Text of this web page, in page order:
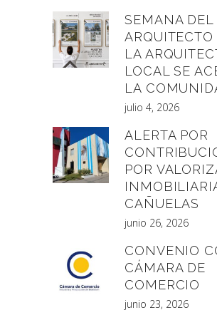
SEMANA DEL
ARQUITECTO
LA
LOCAL SE
LA
julio 4, 2026
ALERTA POR
POR
CAÑUELAS
junio 26, 2026
CONVENIO
CÁMARA DE
COMERCIO
junio 23, 2026